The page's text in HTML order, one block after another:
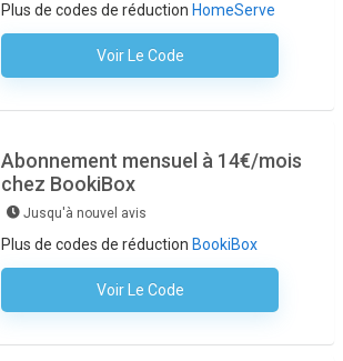
Plus de codes de réduction HomeServe
Voir Le Code
Aucun Code N'est Nécessaire
Abonnement mensuel à 14€/mois
chez BookiBox
Jusqu'à nouvel avis
Plus de codes de réduction BookiBox
Voir Le Code
Aucun Code N'est Nécessaire